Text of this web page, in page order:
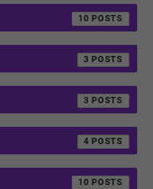
10
3
3
4
10